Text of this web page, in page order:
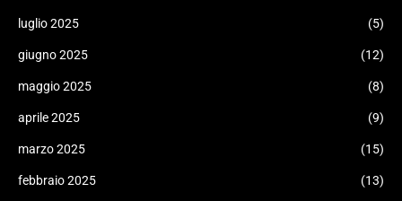
luglio 2025 (5)
giugno 2025 (12)
maggio 2025 (8)
aprile 2025 (9)
marzo 2025 (15)
febbraio 2025 (13)